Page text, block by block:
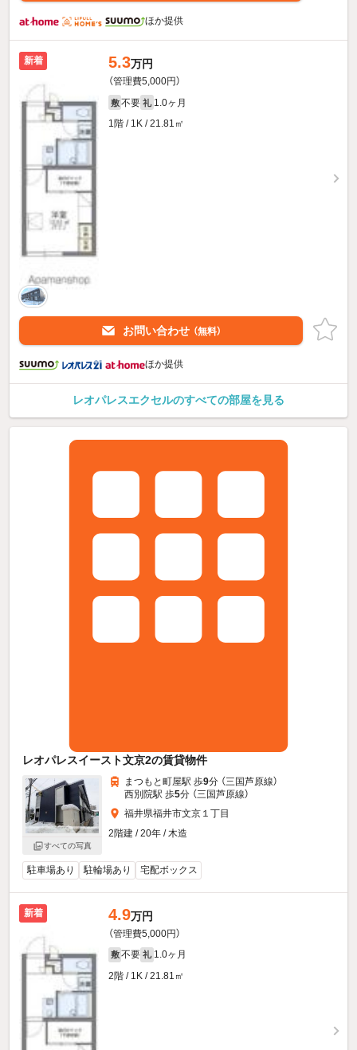
ほか提供
新着 5.3万円
（管理費5,000円）
敷 不要 礼 1.0ヶ月
1階 / 1K / 21.81㎡
お問い合わせ （無料）
ほか提供
レオパレスエクセルのすべての部屋を見る
レオパレスイースト文京2の賃貸物件
すべての写真
まつもと町屋駅 歩9分 （三国芦原線）
西別院駅 歩5分 （三国芦原線）
福井県福井市文京１丁目
2階建 / 20年 / 木造
駐車場あり 駐輪場あり 宅配ボックス
新着 4.9万円
（管理費5,000円）
敷 不要 礼 1.0ヶ月
2階 / 1K / 21.81㎡